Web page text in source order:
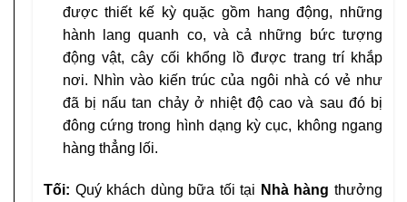
được thiết kế kỳ quặc gồm hang động, những
hành lang quanh co, và cả những bức tượng
động vật, cây cối khổng lồ được trang trí khắp
nơi. Nhìn vào kiến trúc của ngôi nhà có vẻ như
đã bị nấu tan chảy ở nhiệt độ cao và sau đó bị
đông cứng trong hình dạng kỳ cục, không ngang
hàng thẳng lối.
Tối: Quý khách dùng bữa tối tại Nhà hàngthưởng